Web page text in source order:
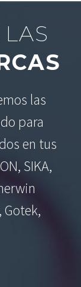
las
para
en tus
SIKA,
Gotek,